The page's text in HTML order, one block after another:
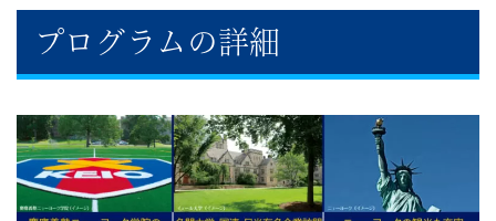
学
力
以
上
プログラムの詳細